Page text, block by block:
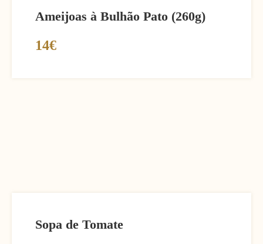
Ameijoas à Bulhão Pato (260g)
14€
Sopa de Tomate